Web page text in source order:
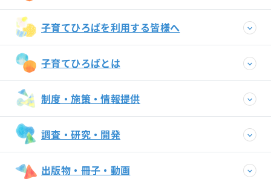
子育てひろばを利用する皆様へ
子育てひろばとは
制度・施策・情報提供
調査・研究・開発
出版物・冊子・動画